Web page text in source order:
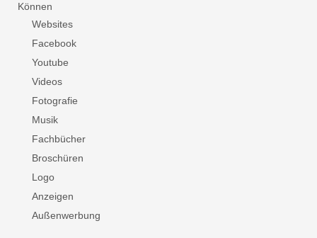
Können
Websites
Facebook
Youtube
Videos
Fotografie
Musik
Fachbücher
Broschüren
Logo
Anzeigen
Außenwerbung